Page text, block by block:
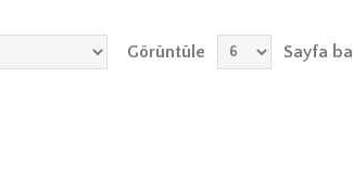
Görüntüle Sayfa